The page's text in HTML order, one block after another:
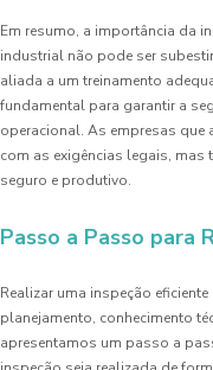
Em resumo, a importância da
industrial não pode ser
aliada a um treinamento
fundamental para garantir a
operacional. As empresas
com as exigências legais, mas
seguro e produtivo.
Passo a Passo para
Realizar uma inspeção
planejamento, conhecimento
apresentamos um passo a